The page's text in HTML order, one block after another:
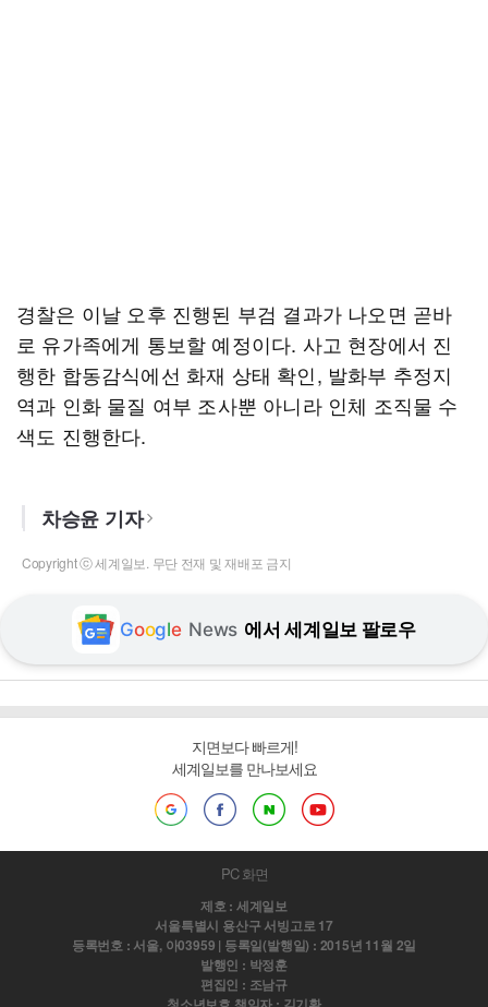
경찰은 이날 오후 진행된 부검 결과가 나오면 곧바
로 유가족에게 통보할 예정이다. 사고 현장에서 진
행한 합동감식에선 화재 상태 확인, 발화부 추정지
역과 인화 물질 여부 조사뿐 아니라 인체 조직물 수
색도 진행한다.
차승윤 기자
Copyright ⓒ 세계일보. 무단 전재 및 재배포 금지
Google News 에서 세계일보 팔로우
지면보다 빠르게!
세계일보를 만나보세요
PC 화면
제호 : 세계일보
서울특별시 용산구 서빙고로 17
등록번호 : 서울, 아03959 | 등록일(발행일) : 2015년 11월 2일
발행인 : 박정훈
편집인 : 조남규